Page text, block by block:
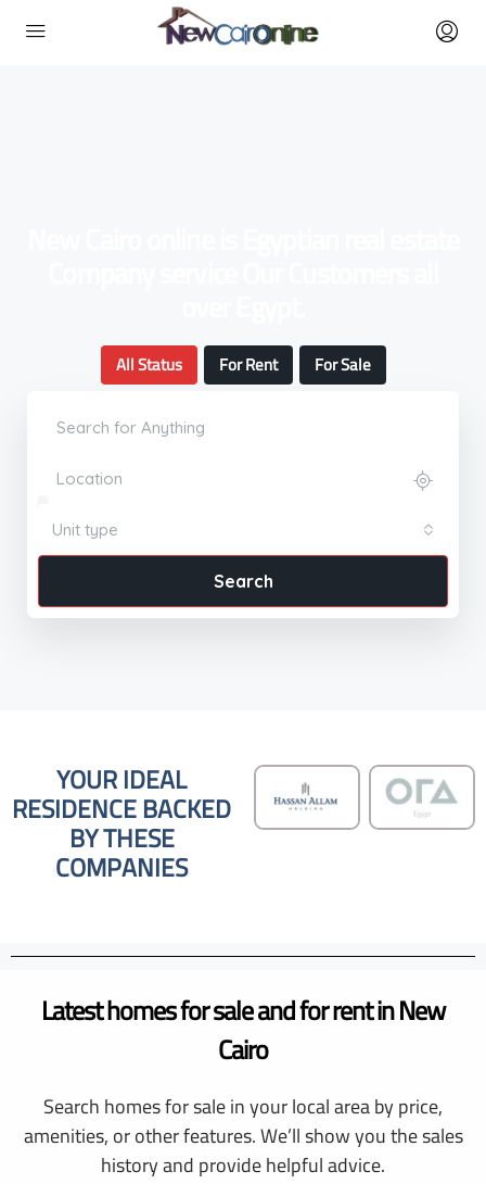
All Status For Rent For Sale
Unit type
Search
YOUR IDEAL
RESIDENCE BACKED
BY THESE
COMPANIES
Latest homes for sale and for rent in New
Cairo
Search homes for sale in your local area by price,
amenities, or other features. We’ll show you the sales
history and provide helpful advice.